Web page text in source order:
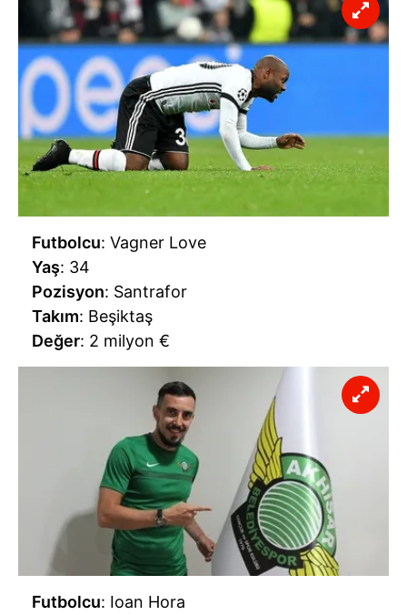
Futbolcu: Vagner Love
Yaş: 34
Pozisyon: Santrafor
Takım: Beşiktaş
Değer: 2 milyon €
Futbolcu: Ioan Hora